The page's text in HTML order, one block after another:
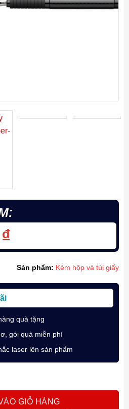
₫
Sản phẩm: Kèm hộp và túi giấy
quà tặng
gói quà miễn phí
laser lên sản phẩm
Essentio Black Carbon - Mượt
GIỎ HÀNG